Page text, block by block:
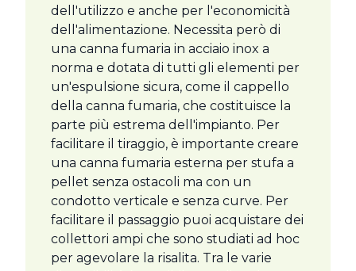
dell'utilizzo e anche per l'economicità
dell'alimentazione. Necessita però di
una canna fumaria in acciaio inox a
norma e dotata di tutti gli elementi per
un'espulsione sicura, come il cappello
della canna fumaria, che costituisce la
parte più estrema dell'impianto. Per
facilitare il tiraggio, è importante creare
una canna fumaria esterna per stufa a
pellet senza ostacoli ma con un
condotto verticale e senza curve. Per
facilitare il passaggio puoi acquistare dei
collettori ampi che sono studiati ad hoc
per agevolare la risalita. Tra le varie